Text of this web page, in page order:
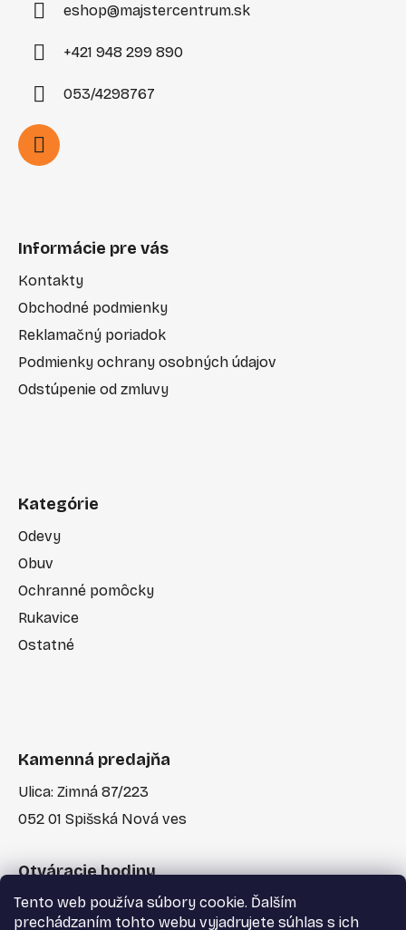
Tento web používa súbory cookie. Ďalším
prechádzaním tohto webu vyjadrujete súhlas s ich
eshop@majstercentrum.sk
+421 948 299 890
053/4298767
Informácie pre vás
Kontakty
Obchodné podmienky
Reklamačný poriadok
Podmienky ochrany osobných údajov
Odstúpenie od zmluvy
Kategórie
Odevy
Obuv
Ochranné pomôcky
Rukavice
Ostatné
Kamenná predajňa
Ulica: Zimná 87/223
052 01 Spišská Nová ves
Otváracie hodiny
Po-Pia: 7:30 - 17:00